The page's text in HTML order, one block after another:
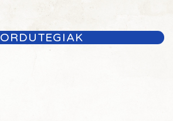
ORDUTEGIAK